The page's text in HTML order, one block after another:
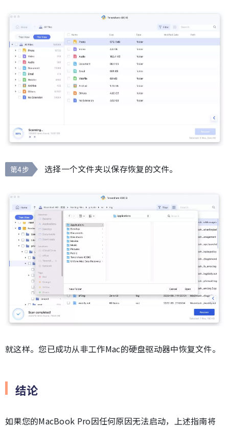
第4步 选择一个文件夹以保存恢复的文件。
就这样。您已成功从非工作Mac的硬盘驱动器中恢复文件。
结论
如果您的MacBook Pro因任何原因无法启动，上述指南将